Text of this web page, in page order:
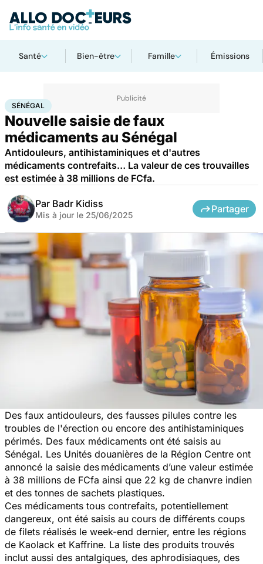
Santé Bien-être Famille Émissions
AccueilSanté Sénégal
SÉNÉGAL
Nouvelle saisie de faux
médicaments au Sénégal
Antidouleurs, antihistaminiques et d'autres
médicaments contrefaits… La valeur de ces trouvailles
est estimée à 38 millions de FCfa.
Par Badr Kidiss
Mis à jour le 25/06/2025
Partager
Des faux antidouleurs, des fausses pilules contre les
troubles de l'érection ou encore des antihistaminiques
périmés. Des faux médicaments ont été saisis au
Sénégal. Les Unités douanières de la Région Centre ont
annoncé la saisie des médicaments d’une valeur estimée
à 38 millions de FCfa ainsi que 22 kg de chanvre indien
et des tonnes de sachets plastiques.
Ces médicaments tous contrefaits, potentiellement
dangereux, ont été saisis au cours de différents coups
de filets réalisés le week-end dernier, entre les régions
de Kaolack et Kaffrine. La liste des produits trouvés
inclut aussi des antalgiques, des aphrodisiaques, des